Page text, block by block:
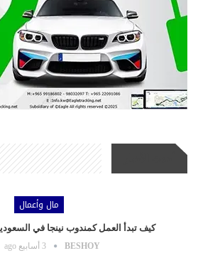
مال وأعمال
كيف تبدأ العمل كمندوب نينجا في
BESHOY 3 أسابيع ago